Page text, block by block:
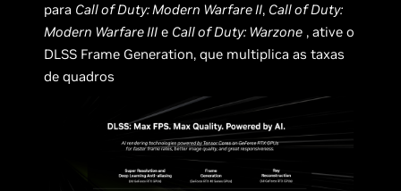
para Call of Duty: Modern Warfare II, Call of Duty:
Modern Warfare III e Call of Duty: Warzone , ative o
DLSS Frame Generation, que multiplica as taxas
de quadros